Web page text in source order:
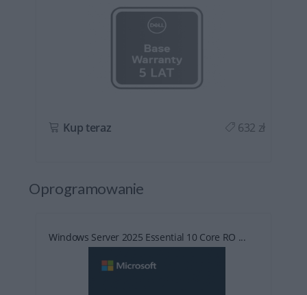
Kup teraz 632 zł
Oprogramowanie
Windows Server 2025 Essential 10 Core RO ...